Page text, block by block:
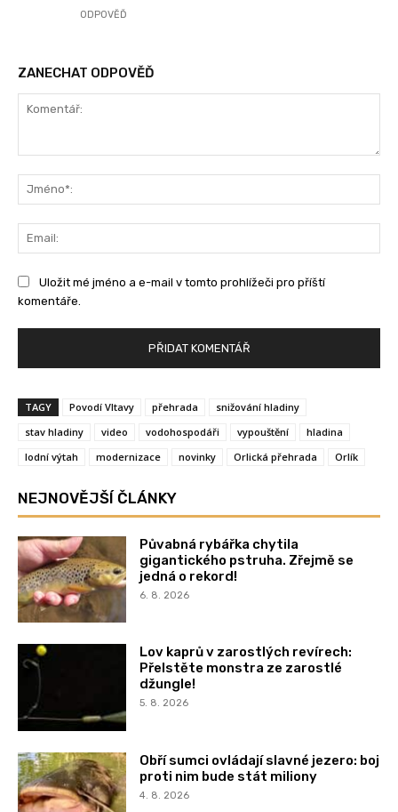
ODPOVĚĎ
ZANECHAT ODPOVĚĎ
Uložit mé jméno a e-mail v tomto prohlížeči pro příští
komentáře.
TAGY Povodí Vltavy přehrada
snižování hladiny
stav hladiny
video vodohospodáři vypouštění
hladina
lodní výtah
modernizace novinky Orlická přehrada Orlík
NEJNOVĚJŠÍ ČLÁNKY
Půvabná rybářka chytila
gigantického pstruha. Zřejmě se
jedná o rekord!
6. 8. 2026
Lov kaprů v zarostlých revírech:
Přelstěte monstra ze zarostlé
džungle!
5. 8. 2026
Obří sumci ovládají slavné jezero: boj
proti nim bude stát miliony
4. 8. 2026